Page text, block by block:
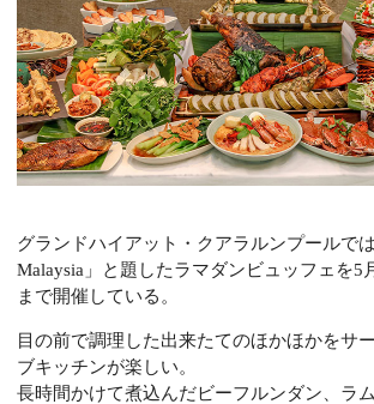
グランドハイアット・クアラルンプールで
Malaysia」と題したラマダンビュッフェを5
まで開催している。
目の前で調理した出来たてのほかほかをサ
ブキッチンが楽しい。
長時間かけて煮込んだビーフルンダン、ラ